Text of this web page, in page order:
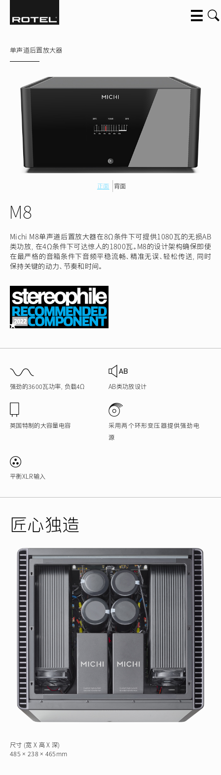
单声道后置放大器
正面 背面
M8
Michi M8单声道后置放大器在8Ω条件下可提供1080瓦的无损AB
类功放，在4Ω条件下可达惊人的1800瓦。M8的设计架构确保即使
在最严格的音箱条件下音频平稳流畅、精准无误、轻松传送，同时
保持关键的动力、节奏和时间。
强劲的3600瓦功率，负载4Ω AB类功放设计
英国特制的大容量电容
采用两个环形变压器提供强劲电
源
平衡XLR输入
匠心独造
尺寸 (宽 X 高 X 深)
485 × 238 × 465mm